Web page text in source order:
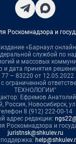
Роскомнадзора и
«Барнаул
службой по
и массовых
и дата принятия
– 83220 от 12.05.2022
ограниченной
ТЕХНОЛОГИИ"
Ефремов
Россия, Новосибирск,
8 (912) 222-00-14
адрес редакции:
Роскомнадзора и
juristnsk@shkulev.ru